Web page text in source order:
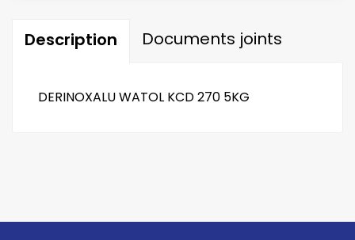
Description Documents joints
DERINOXALU WATOL KCD 270 5KG